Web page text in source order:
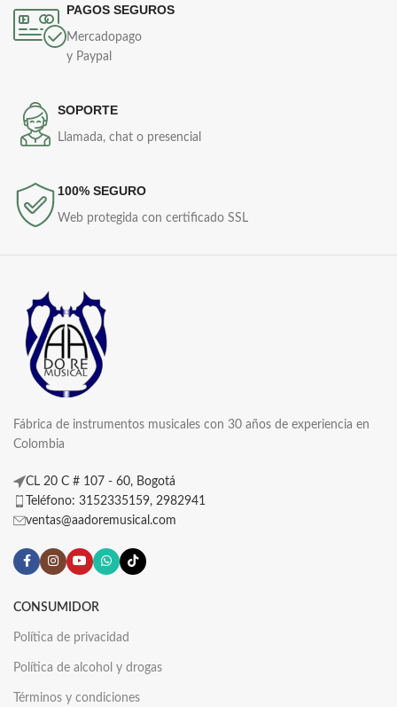
PAGOS SEGUROS
Mercadopago
y Paypal
SOPORTE
Llamada, chat o presencial
100% SEGURO
Web protegida con certificado SSL
Fábrica de instrumentos musicales con 30 años de experiencia en
Colombia
CL 20 C # 107 - 60, Bogotá
Teléfono: 3152335159, 2982941
ventas@aadoremusical.com
CONSUMIDOR
Política de privacidad
Política de alcohol y drogas
Términos y condiciones